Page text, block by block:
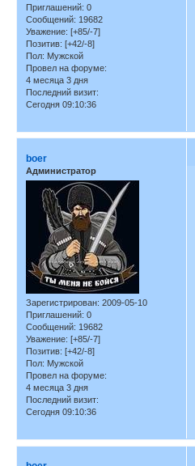
Приглашений: 0
Сообщений: 19682
Уважение: [+85/-7]
Позитив: [+42/-8]
Пол: Мужской
Провел на форуме:
4 месяца 3 дня
Последний визит:
Сегодня 09:10:36
boer
Администратор
Зарегистрирован: 2009-05-10
Приглашений: 0
Сообщений: 19682
Уважение: [+85/-7]
Позитив: [+42/-8]
Пол: Мужской
Провел на форуме:
4 месяца 3 дня
Последний визит:
Сегодня 09:10:36